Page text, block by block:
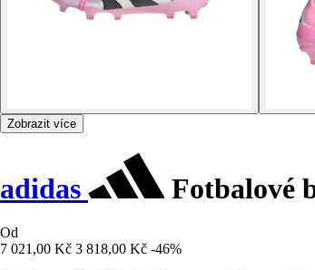
Zobrazit více
adidas Fotbalové
Od
7 021,00 Kč 3 818,00 Kč -46%